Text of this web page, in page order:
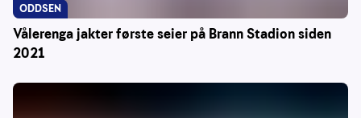
Vålerenga jakter første seier på Brann Stadion siden
2021
ODDSEN